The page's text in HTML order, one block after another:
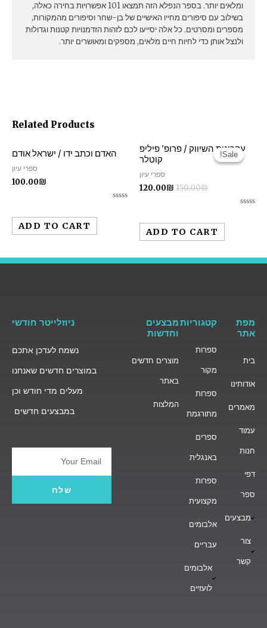
Related Products
Sale!
Sale!
עקרונות השיווק / פרופ' פיליפ
קוטלר
ספרי עיון
150.00₪
120.00₪
ADD TO CART
האדם וכתב ידו / ישראל אודם
ספרי עיון
100.00₪
ADD TO CART
ומלאים יותר. בספר הנפלא הזה תמצאו 101 אפשרויות בחירה כאלה,
בשילוב עם סיפורים מחייו האישיים של בן-שחר וסיפורים מהמקורות,
מספרים ומסרטים. כל אלה יסייעו לכם לזהות הזדמנויות קטנות וגדולות
ולנצל אותן כדי לחיות חיים מלאים, מספקים ומאושרים יותר.
מפת
אתר
בית
אודותינו
מאמרים
עמוד
חנות
דפי
ספר
מבצעים
צור
קשר
קטגוריות
ספרות
מקור
ספרות
מתורגמת
ספרים
באנגלית
ספרות
מקצועית
אלבומים
עבריים
אלבומים
לועזיים
מבצעים
וחדשות
מוצרים חדשים
באתר
המלצות
ניוזלייטר חודשי
נשמח לעדכן אתכם
במוצרים חדשים שאנחנו
מעלים מדי חודש וכן
במבצעים חדשים
Email
שלח